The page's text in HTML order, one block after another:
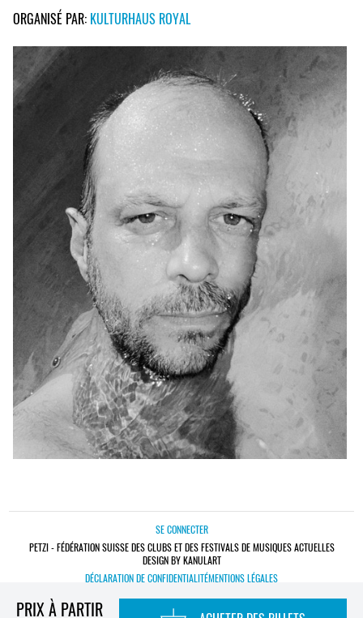
PRIX À PARTIR
ORGANISÉ PAR: KULTURHAUS ROYAL
SE CONNECTER
PETZI - FÉDÉRATION SUISSE DES CLUBS ET DES FESTIVALS DE MUSIQUES ACTUELLES
DESIGN BY KANULART
DÉCLARATION DE CONFIDENTIALITÉMENTIONS LÉGALES